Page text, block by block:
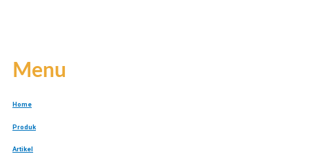
Menu
Home
Produk
Artikel